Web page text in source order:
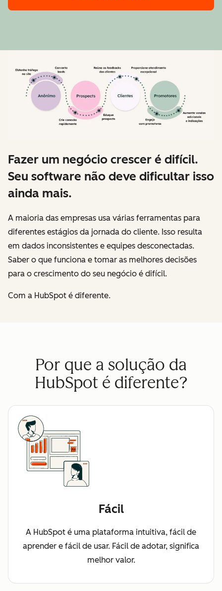
Fazer um negócio crescer é difícil.
Seu software não deve dificultar isso
ainda mais.
A maioria das empresas usa várias ferramentas para
diferentes estágios da jornada do cliente. Isso resulta
em dados inconsistentes e equipes desconectadas.
Saber o que funciona e tomar as melhores decisões
para o crescimento do seu negócio é difícil.
Com a HubSpot é diferente.
Por que a solução da
HubSpot é diferente?
Fácil
A HubSpot é uma plataforma intuitiva, fácil de
aprender e fácil de usar. Fácil de adotar, significa
melhor valor.